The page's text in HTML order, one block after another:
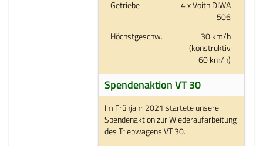
Getriebe
4 x Voith DIWA
506
Höchstgeschw.
30 km/h
(konstruktiv
60 km/h)
Spendenaktion VT 30
Im Frühjahr 2021 startete unsere
Spendenaktion zur Wiederaufarbeitung
des Triebwagens VT 30.